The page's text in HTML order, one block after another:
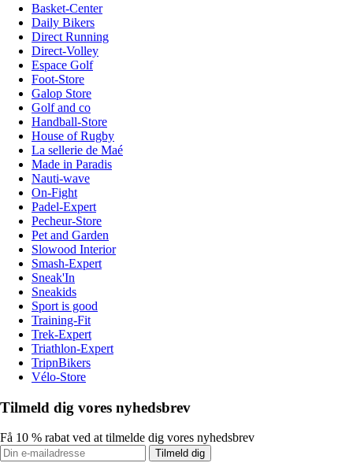
Basket-Center
Daily Bikers
Direct Running
Direct-Volley
Espace Golf
Foot-Store
Galop Store
Golf and co
Handball-Store
House of Rugby
La sellerie de Maé
Made in Paradis
Nauti-wave
On-Fight
Padel-Expert
Pecheur-Store
Pet and Garden
Slowood Interior
Smash-Expert
Sneak'In
Sneakids
Sport is good
Training-Fit
Trek-Expert
Triathlon-Expert
TripnBikers
Vélo-Store
Tilmeld dig vores nyhedsbrev
Få 10 % rabat ved at tilmelde dig vores nyhedsbrev
Tilmeld dig